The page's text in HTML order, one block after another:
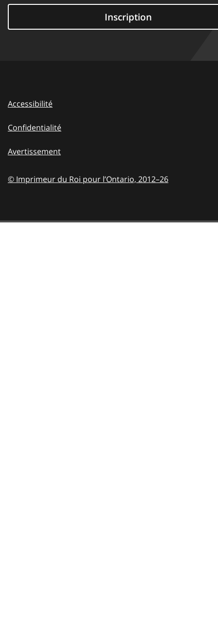
Inscription
Accessibilité
Confidentialité
Avertissement
© Imprimeur du Roi pour l’Ontario, 2012–26